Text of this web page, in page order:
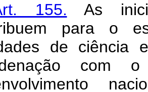
155. As
para o
de ciência
com